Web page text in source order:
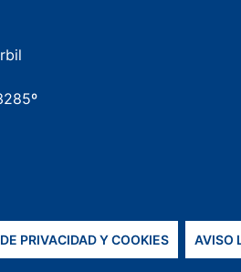
PRIVACIDAD Y COOKIES AVISO